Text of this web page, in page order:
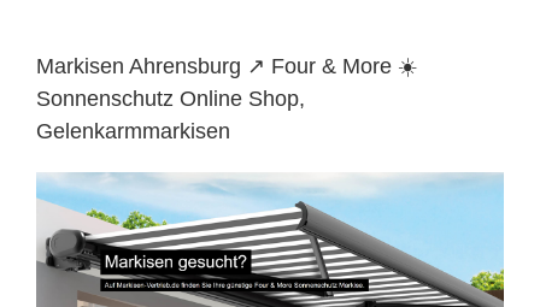
Markisen Ahrensburg ↗️ Four & More ☀️
Sonnenschutz Online Shop,
Gelenkarmmarkisen